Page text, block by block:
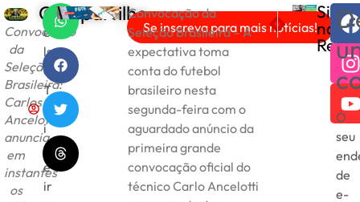
Convocação
da
Seleção
Brasileira:
Carlos
Ancelotti
anuncia
em
instantes
os
C
e
ls
o
T
i
x
e
ir
Compartilhe
Se inscreva para mais notícias!
Convocação da
Seleção Brasileira – A
expectativa toma
conta do futebol
brasileiro nesta
segunda-feira com o
aguardado anúncio da
primeira grande
convocação oficial do
técnico Carlo Ancelotti
ANTERIOR
FESTA DO
PRÓXIMO
Convocados da
nas
Redes
O
seu
de
e-